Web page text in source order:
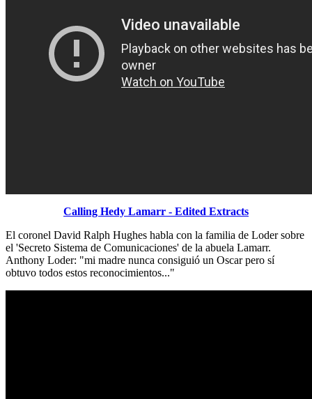
Calling Hedy Lamarr - Edited Extracts
El coronel David Ralph Hughes habla con la familia de Loder sobre
el 'Secreto Sistema de Comunicaciones' de la abuela Lamarr.
Anthony Loder: "mi madre nunca consiguió un Oscar pero sí
obtuvo todos estos reconocimientos..."